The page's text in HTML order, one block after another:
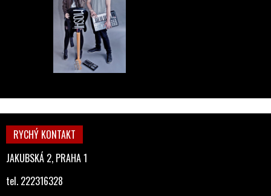
RYCHÝ KONTAKT
JAKUBSKÁ 2, PRAHA 1
tel. 222316328